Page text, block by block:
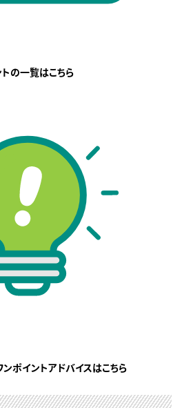
の一覧はこちら
ポイントアドバイスはこちら